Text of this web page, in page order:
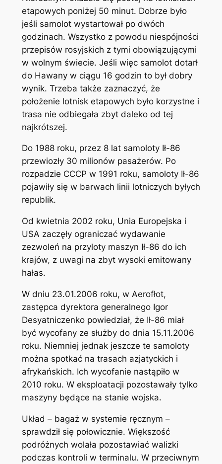
etapowych poniżej 50 minut. Dobrze było
jeśli samolot wystartował po dwóch
godzinach. Wszystko z powodu niespójności
przepisów rosyjskich z tymi obowiązującymi
w wolnym świecie. Jeśli więc samolot dotarł
do Hawany w ciągu 16 godzin to był dobry
wynik. Trzeba także zaznaczyć, że
położenie lotnisk etapowych było korzystne i
trasa nie odbiegała zbyt daleko od tej
najkrótszej.
Do 1988 roku, przez 8 lat samoloty Ił-86
przewiozły 30 milionów pasażerów. Po
rozpadzie CCCP w 1991 roku, samoloty Ił-86
pojawiły się w barwach linii lotniczych byłych
republik.
Od kwietnia 2002 roku, Unia Europejska i
USA zaczęły ograniczać wydawanie
zezwoleń na przyloty maszyn Ił-86 do ich
krajów, z uwagi na zbyt wysoki emitowany
hałas.
W dniu 23.01.2006 roku, w Aerofłot,
zastępca dyrektora generalnego Igor
Desyatniczenko powiedział, że Ił-86 miał
być wycofany ze służby do dnia 15.11.2006
roku. Niemniej jednak jeszcze te samoloty
można spotkać na trasach azjatyckich i
afrykańskich. Ich wycofanie nastąpiło w
2010 roku. W eksploatacji pozostawały tylko
maszyny będące na stanie wojska.
Układ – bagaż w systemie ręcznym –
sprawdził się połowicznie. Większość
podróżnych wolała pozostawiać walizki
podczas kontroli w terminalu. W przeciwnym